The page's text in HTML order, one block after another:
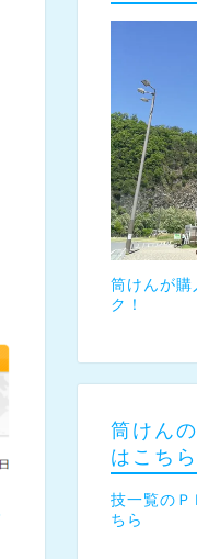
筒けんが購
ク！
筒けん
はこちら
技一覧のＰ
ちら